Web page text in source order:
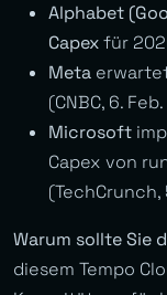
Alphabet
Capexfür
Meta
(CNBC, 6.
Microsoft
Capex von
(TechCrunch,
Warum sollte Sie
diesem Tempo